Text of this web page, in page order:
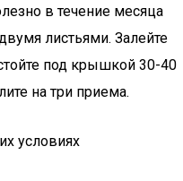
в течение месяца
листьями. Залейте
под крышкой 30-40
на три приема.
условиях